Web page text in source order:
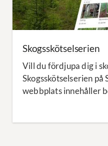
Skogsskötselserien
Vill du fördjupa dig i
Skogsskötselserien på
webbplats innehåller